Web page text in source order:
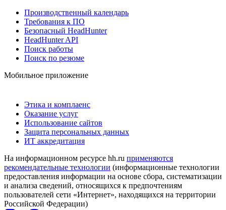
Производственный календарь
Требования к ПО
Безопасный HeadHunter
HeadHunter API
Поиск работы
Поиск по резюме
Мобильное приложение
Этика и комплаенс
Оказание услуг
Использование сайтов
Защита персональных данных
ИТ аккредитация
На информационном ресурсе hh.ru применяются
рекомендательные технологии (информационные технологии
предоставления информации на основе сбора, систематизации
и анализа сведений, относящихся к предпочтениям
пользователей сети «Интернет», находящихся на территории
Российской Федерации)